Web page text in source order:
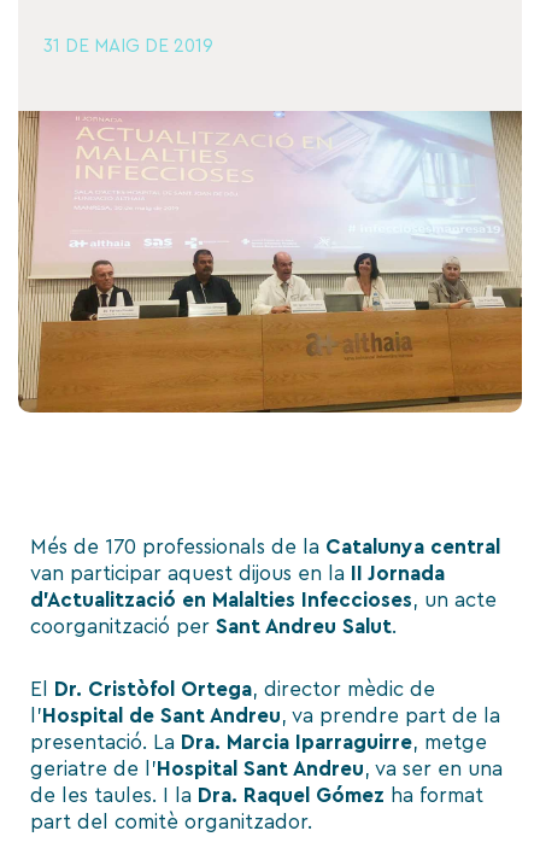
31 DE MAIG DE 2019
Més de 170 professionals de la Catalunya central
van participar aquest dijous en la
II Jornada
d’Actualització en Malalties Infeccioses, un acte
coorganització per Sant Andreu Salut.
El Dr. Cristòfol Ortega, director mèdic de
l’ Hospital de Sant Andreu, va prendre part de la
presentació. La Dra. Marcia Iparraguirre, metge
geriatre de l’ Hospital Sant Andreu, va ser en una
de les taules. I la Dra. Raquel Gómez ha format
part del comitè organitzador.